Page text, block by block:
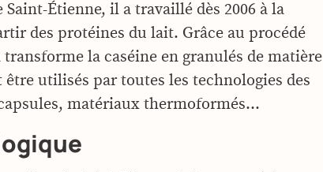
Étienne, il a travaillé dès 2006 à la
des protéines du lait. Grâce au procédé
transforme la caséine en granulés de matière
utilisés par toutes les technologies des
matériaux thermoformés…